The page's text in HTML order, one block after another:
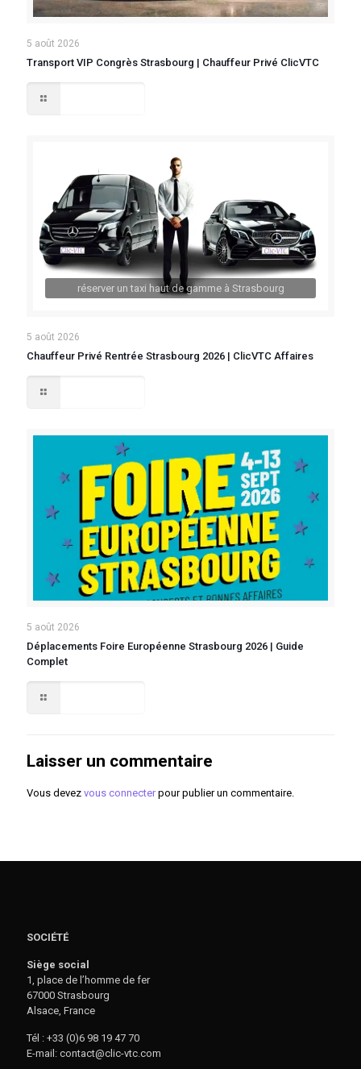
5 août 2026
Transport VIP Congrès Strasbourg | Chauffeur Privé ClicVTC
réserver un taxi haut de gamme à Strasbourg
5 août 2026
Chauffeur Privé Rentrée Strasbourg 2026 | ClicVTC Affaires
5 août 2026
Déplacements Foire Européenne Strasbourg 2026 | Guide
Complet
Laisser un commentaire
Vous devez vous connecterpour publier un commentaire.
SOCIÉTÉ
Siège social
1, place de l’homme de fer
67000 Strasbourg
Alsace, France
Tél : +33 (0)6 98 19 47 70
E-mail: contact@clic-vtc.com